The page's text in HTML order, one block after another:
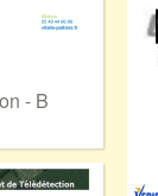
- B